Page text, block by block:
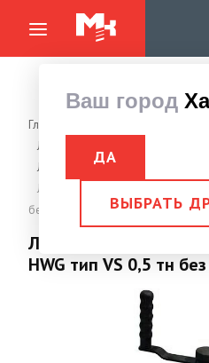
Ваш город
ДА
ВЫБРАТЬ
Главная страница
Лебедки, Тали
Лебедка ручная барабанная без
Лебедка механическая ручная
без троса
Лебедка
HWG тип VS 0,5 тн